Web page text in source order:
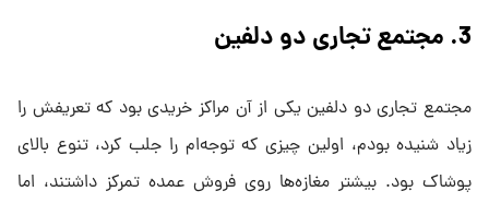
3. مجتمع تجاری دو دلفین
مجتمع تجاری دو دلفین یکی از آن مراکز خریدی بود که تعریفش را
زیاد شنیده بودم، اولین چیزی که توجه‌ام را جلب کرد، تنوع بالای
پوشاک بود. بیشتر مغازه‌ها روی فروش عمده تمرکز داشتند، اما